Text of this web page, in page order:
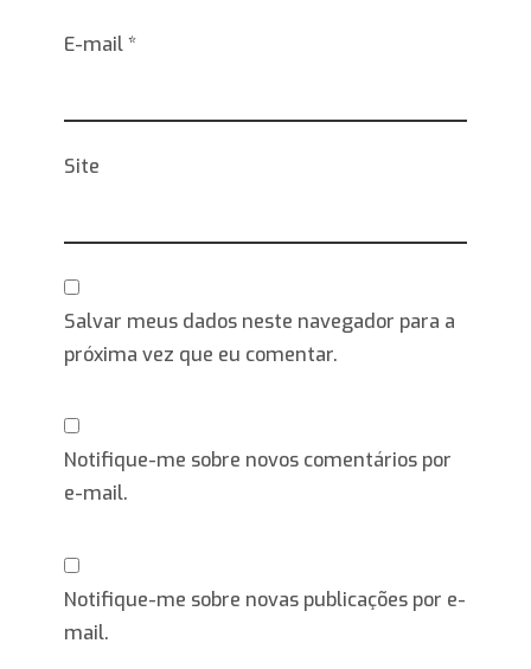
E-mail*
Site
Salvar meus dados neste navegador para a
próxima vez que eu comentar.
Notifique-me sobre novos comentários por
e-mail.
Notifique-me sobre novas publicações por e-
mail.